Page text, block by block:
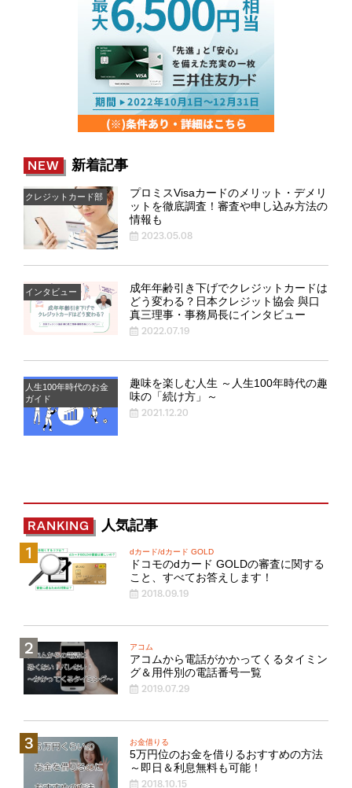
NEW 新着記事
クレジットカード部
プロミスVisaカードのメリット・デメリ
ットを徹底調査！審査や申し込み方法の
情報も
2023.05.08
インタビュー
成年年齢引き下げでクレジットカードは
どう変わる？日本クレジット協会 與口
真三理事・事務局長にインタビュー
2022.07.19
人生100年時代のお金
ガイド
趣味を楽しむ人生 ～人生100年時代の趣
味の「続け方」～
2021.12.20
RANKING 人気記事
dカード/dカード GOLD
ドコモのdカード GOLDの審査に関する
こと、すべてお答えします！
2018.09.19
アコム
アコムから電話がかかってくるタイミン
グ＆用件別の電話番号一覧
2019.07.29
お金借りる
5万円位のお金を借りるおすすめの方法
～即日＆利息無料も可能！
2018.10.15